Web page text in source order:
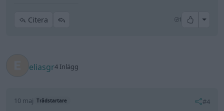
Citera 1 All
eliasgr4 Inlägg
10 maj Trådstartare #4